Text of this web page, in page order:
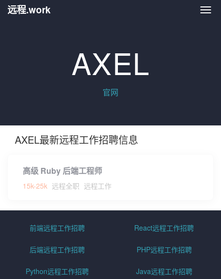
远
远程.work
AXEL
官网
AXEL最新远程工作招聘信息
高级 Ruby 后端工程师
15k-25k 远程全职 远程工作
前端远程工作招聘 React远程工作招聘
后端远程工作招聘 PHP远程工作招聘
Python远程工作招聘 Java远程工作招聘